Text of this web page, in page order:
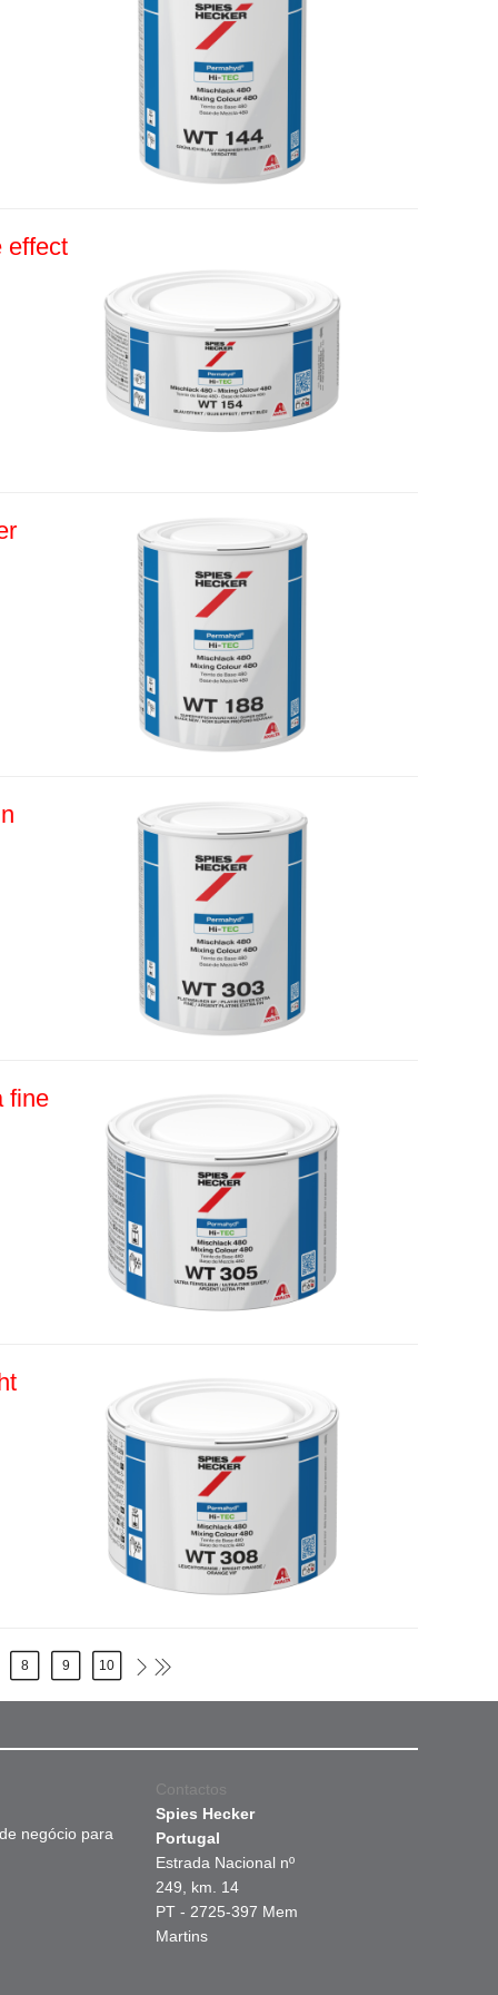
effect
fine
8 9 10
negócio para
Contactos
Spies Hecker
Portugal
Estrada Nacional nº
249, km. 14
PT - 2725-397 Mem
Martins